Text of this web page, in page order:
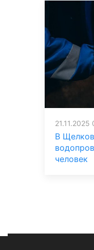
21.11.2025
В
человек